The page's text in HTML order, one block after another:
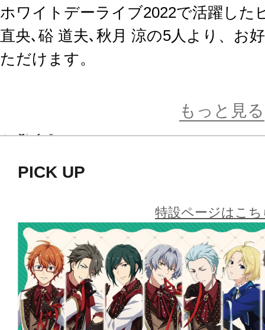
ホワイトデーライブ2022で活躍した
直央､硲 道夫､秋月 涼の5人より、お
ただけます。
※画像はイメージです。実際の商品
もっと見る
PICK UP
特設ページはこち